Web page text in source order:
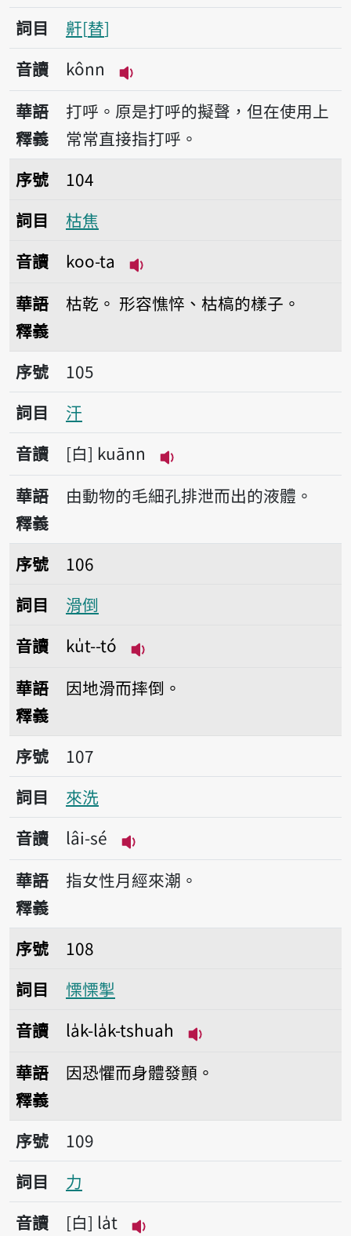
詞目
鼾 替
音讀
kônn
播放音讀kônn
華語
釋義
打呼。原是打呼的擬聲，但在使用上
常常直接指打呼。
序號104枯焦
序號
104
詞目
枯焦
音讀
koo-ta
華語
釋義
枯乾。 形容憔悴、枯槁的樣子。
序號105汗
序號
105
詞目
汗
音讀
白 kuānn
播放音讀kuānn
華語
釋義
由動物的毛細孔排泄而出的液體。
序號106滑倒
序號
106
詞目
滑倒
音讀
ku̍t--tó
華語
釋義
因地滑而摔倒。
序號107來洗
序號
107
詞目
來洗
音讀
lâi-sé
播放音讀lâi-sé
華語
釋義
指女性月經來潮。
序號108慄慄掣
序號
108
詞目
慄慄掣
音讀
la̍k-la̍k-tshuah
華語
釋義
因恐懼而身體發顫。
序號109力
序號
109
詞目
力
音讀
白 la̍t